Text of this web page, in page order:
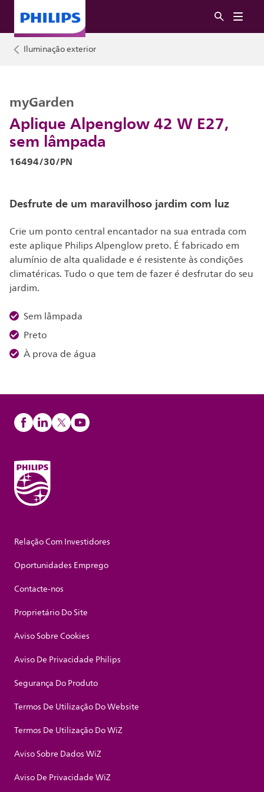
Iluminação exterior
Aplique Alpenglow 42 W E27,
sem lâmpada
myGarden
16494/30/PN
Desfrute de um maravilhoso jardim com luz
Crie um ponto central encantador na sua entrada com
este aplique Philips Alpenglow preto. É fabricado em
alumínio de alta qualidade e é resistente às condições
climatéricas. Tudo o que tem de fazer é desfrutar do seu
jardim.
Sem lâmpada
Preto
À prova de água
Relação Com Investidores
Oportunidades Emprego
Contacte-nos
Proprietário Do Site
Aviso Sobre Cookies
Aviso De Privacidade Philips
Segurança Do Produto
Termos De Utilização Do Website
Termos De Utilização Do WiZ
Aviso Sobre Dados WiZ
Aviso De Privacidade WiZ